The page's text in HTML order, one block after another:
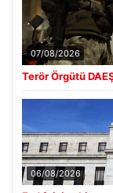
07/08/2026
Terör Örgütü
06/08/2026